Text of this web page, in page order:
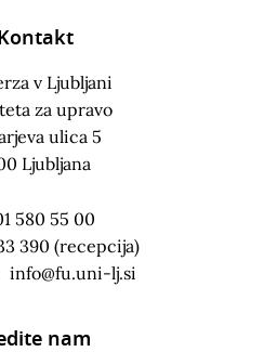
v Ljubljani
za upravo
ulica 5
Ljubljana
580 55 00
390 (recepcija)
info@fu.uni-lj.si
nam